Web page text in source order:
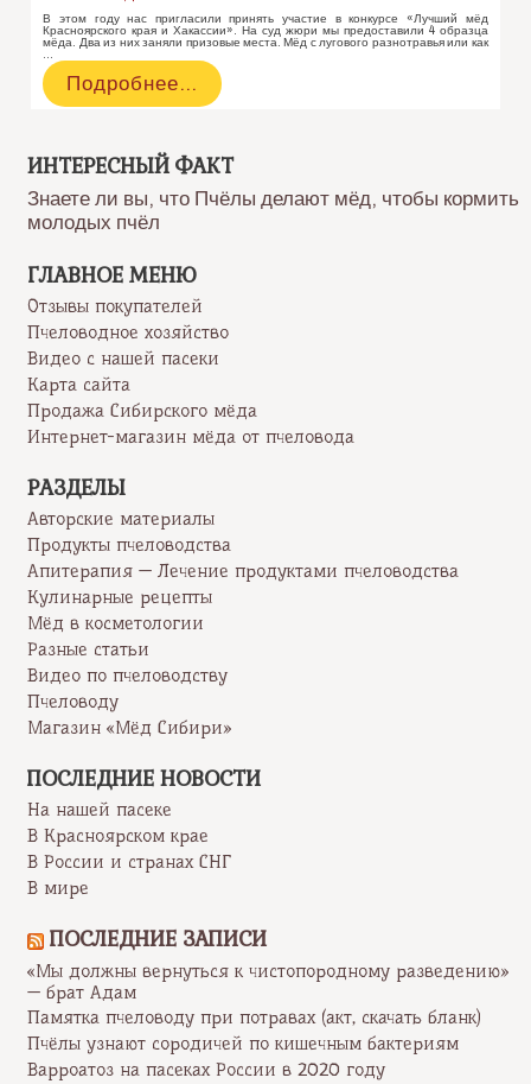
В этом году нас пригласили принять участие в конкурсе «Лучший мёд
Красноярского края и Хакассии». На суд жюри мы предоставили 4 образца
мёда. Два из них заняли призовые места. Мёд с лугового разнотравья или как
Лучший
мёд
Подробнее…
ИНТЕРЕСНЫЙ ФАКТ
Знаете ли вы, что Пчёлы делают мёд, чтобы кормить
молодых пчёл
ГЛАВНОЕ МЕНЮ
Отзывы покупателей
Пчеловодное хозяйство
Видео с нашей пасеки
Карта сайта
Продажа Сибирского мёда
Интернет-магазин мёда от пчеловода
РАЗДЕЛЫ
Авторские материалы
Продукты пчеловодства
Апитерапия — Лечение продуктами пчеловодства
Кулинарные рецепты
Мёд в косметологии
Разные статьи
Видео по пчеловодству
Пчеловоду
Магазин «Мёд Сибири»
ПОСЛЕДНИЕ НОВОСТИ
На нашей пасеке
В Красноярском крае
В России и странах СНГ
В мире
ПОСЛЕДНИЕ ЗАПИСИ
«Мы должны вернуться к чистопородному разведению»
— брат Адам
Памятка пчеловоду при потравах (акт, скачать бланк)
Пчёлы узнают сородичей по кишечным бактериям
Варроатоз на пасеках России в 2020 году